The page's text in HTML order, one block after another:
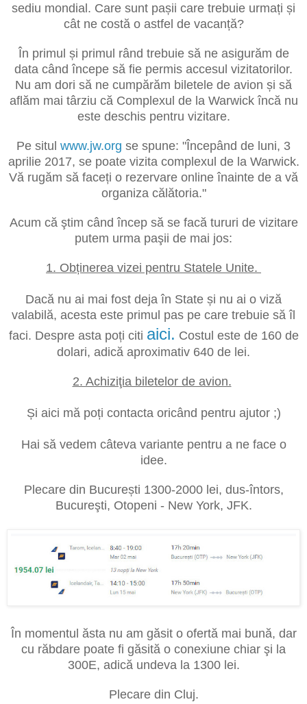
sediu mondial. Care sunt pașii care trebuie urmați și
cât ne costă o astfel de vacanță?
În primul și primul rând trebuie să ne asigurăm de
data când începe să fie permis accesul vizitatorilor.
Nu am dori să ne cumpărăm biletele de avion și să
aflăm mai târziu că Complexul de la Warwick încă nu
este deschis pentru vizitare.
Pe situl www.jw.org se spune: "Începând de luni, 3
aprilie 2017, se poate vizita complexul de la Warwick.
Vă rugăm să faceți o rezervare online înainte de a vă
organiza călătoria."
Acum că ştim când încep să se facă tururi de vizitare
putem urma paşii de mai jos:
1. Obținerea vizei pentru Statele Unite.
Dacă nu ai mai fost deja în State și nu ai o viză
valabilă, acesta este primul pas pe care trebuie să îl
faci. Despre asta poți citi aici. Costul este de 160 de
dolari, adică aproximativ 640 de lei.
2. Achiziţia biletelor de avion.
Și aici mă poți contacta oricând pentru ajutor ;)
Hai să vedem câteva variante pentru a ne face o
idee.
Plecare din București 1300-2000 lei, dus-întors,
Bucureşti, Otopeni - New York, JFK.
În momentul ăsta nu am găsit o ofertă mai bună, dar
cu răbdare poate fi găsită o conexiune chiar şi la
300E, adică undeva la 1300 lei.
Plecare din Cluj.